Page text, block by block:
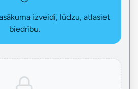
izveidi, lūdzu, atlasiet
biedrību.